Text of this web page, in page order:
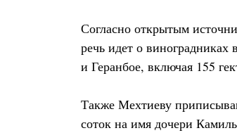
Согласно открытым
речь идет о
и Геранбое, включая 155
Также Мехтиеву
соток на имя дочери